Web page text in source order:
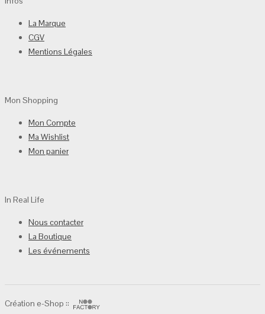
La Marque
CGV
Mentions Légales
Mon Shopping
Mon Compte
Ma Wishlist
Mon panier
In Real Life
Nous contacter
La Boutique
Les événements
Création e-Shop ::